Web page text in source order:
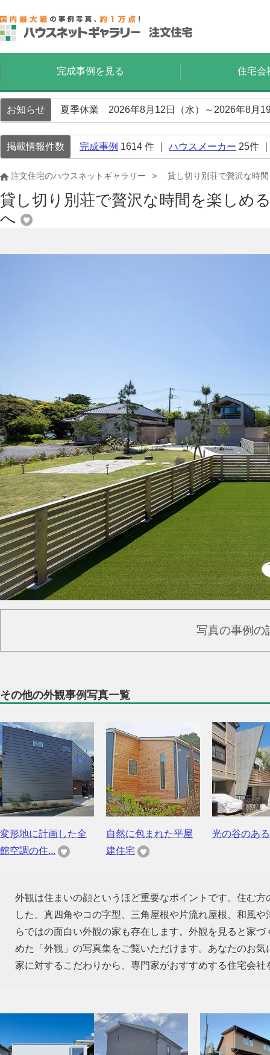
完成事例を見る 住宅会
お知らせ 夏季休業 2026年8月12日（水）～2026年8月
掲載情報件数 完成事例 1614 件 ｜ ハウスメーカー 25件
注文住宅のハウスネットギャラリー 貸し切り別荘で贅沢な時
貸し切り別荘で贅沢な時間を楽しめ
へ
写真の事例の
その他の外観事例写真一覧
変形地に計画した全
館空調の住...
自然に包まれた平屋
建住宅
光の谷のあ
外観は住まいの顔というほど重要なポイントです。住む
した。真四角やコの字型、三角屋根や片流れ屋根、和風
らではの面白い外観の家も存在します。外観を見ると家
めた「外観」の写真集をご覧いただけます。あなたのお
家に対するこだわりから、専門家がおすすめする住宅会社